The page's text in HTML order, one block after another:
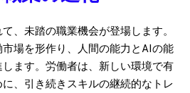
、未踏の職業機会が登場します。
場を形作り、人間の能力とAIの能
ます。労働者は、新しい環境で有
、引き続きスキルの継続的なトレ